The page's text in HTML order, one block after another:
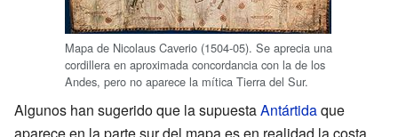
Mapa de Nicolaus Caverio (1504-05). Se aprecia una
cordillera en aproximada concordancia con la de los
Andes, pero no aparece la mítica Tierra del Sur.
Algunos han sugerido que la supuestaAntártidaque
aparece en la parte sur del mapa es en realidad la costa